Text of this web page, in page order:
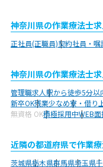
神奈川県の作業療法士
正社員(正職員)契約社員・嘱
神奈川県の作業療法士
管理職求人駅から徒歩5分以
新卒OK残業少なめ寮・借り
無資格 OK積極採用中WEB面
近隣の都道府県で作業
茨城県栃木県群馬県埼玉県